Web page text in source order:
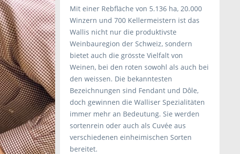
Mit einer Rebfläche von 5.136 ha, 20.000
Winzern und 700 Kellermeistern ist das
Wallis nicht nur die produktivste
Weinbauregion der Schweiz, sondern
bietet auch die grösste Vielfalt von
Weinen, bei den roten sowohl als auch bei
den weissen. Die bekanntesten
Bezeichnungen sind Fendant und Dôle,
doch gewinnen die Walliser Spezialitäten
immer mehr an Bedeutung. Sie werden
sortenrein oder auch als Cuvée aus
verschiedenen einheimischen Sorten
bereitet.